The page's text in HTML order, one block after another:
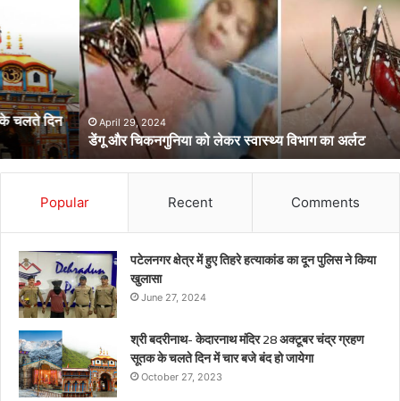
को
लेकर
स्वास्थ्य
विभाग
का
अर्लटApril 29, 2024
डेंगू और चिकनगुनिया को लेकर स्वास्थ्य विभाग का अर्लट
Popular Recent Comments
पटेलनगर क्षेत्र में हुए तिहरे हत्याकांड का दून पुलिस ने किया
खुलासा
June 27, 2024
श्री बदरीनाथ- केदारनाथ मंदिर 28 अक्टूबर चंद्र ग्रहण
सूतक के चलते दिन में चार बजे बंद हो जायेगा
October 27, 2023